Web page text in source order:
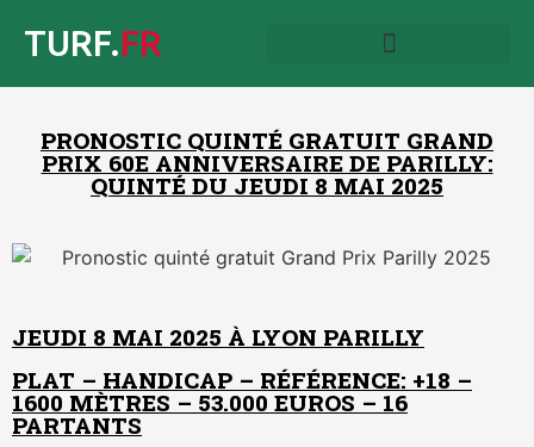
TURF.FR
PRONOSTIC QUINTÉ GRATUIT GRAND
PRIX 60E ANNIVERSAIRE DE PARILLY:
QUINTÉ DU JEUDI 8 MAI 2025
JEUDI 8 MAI 2025 À LYON PARILLY
PLAT – HANDICAP – RÉFÉRENCE: +18 –
1600 MÈTRES – 53.000 EUROS – 16
PARTANTS